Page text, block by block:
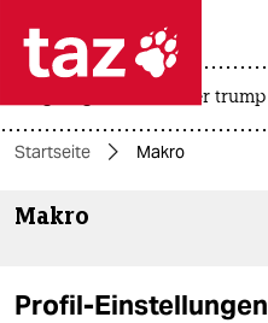

themen
usa unter trump
Startseite Makro
Makro
Profil-Einstellungen